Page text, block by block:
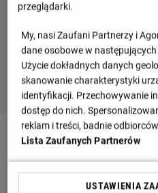
+ 9'
główce szybuje daleko.
przeglądarki.
My, nasi Zaufani Partnerzy i
dane osobowe w następujących
Użycie dokładnych danych
skanowanie charakterystyki
identyfikacji. Przechowywanie
dostęp do nich.
reklam i treści, badnie
Lista Zaufanych Partnerów
USTAWIENIA